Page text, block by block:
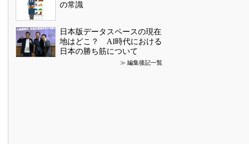
の常識
日本版データスペースの現在
地はどこ？ AI時代における
日本の勝ち筋について
≫ 編集後記一覧